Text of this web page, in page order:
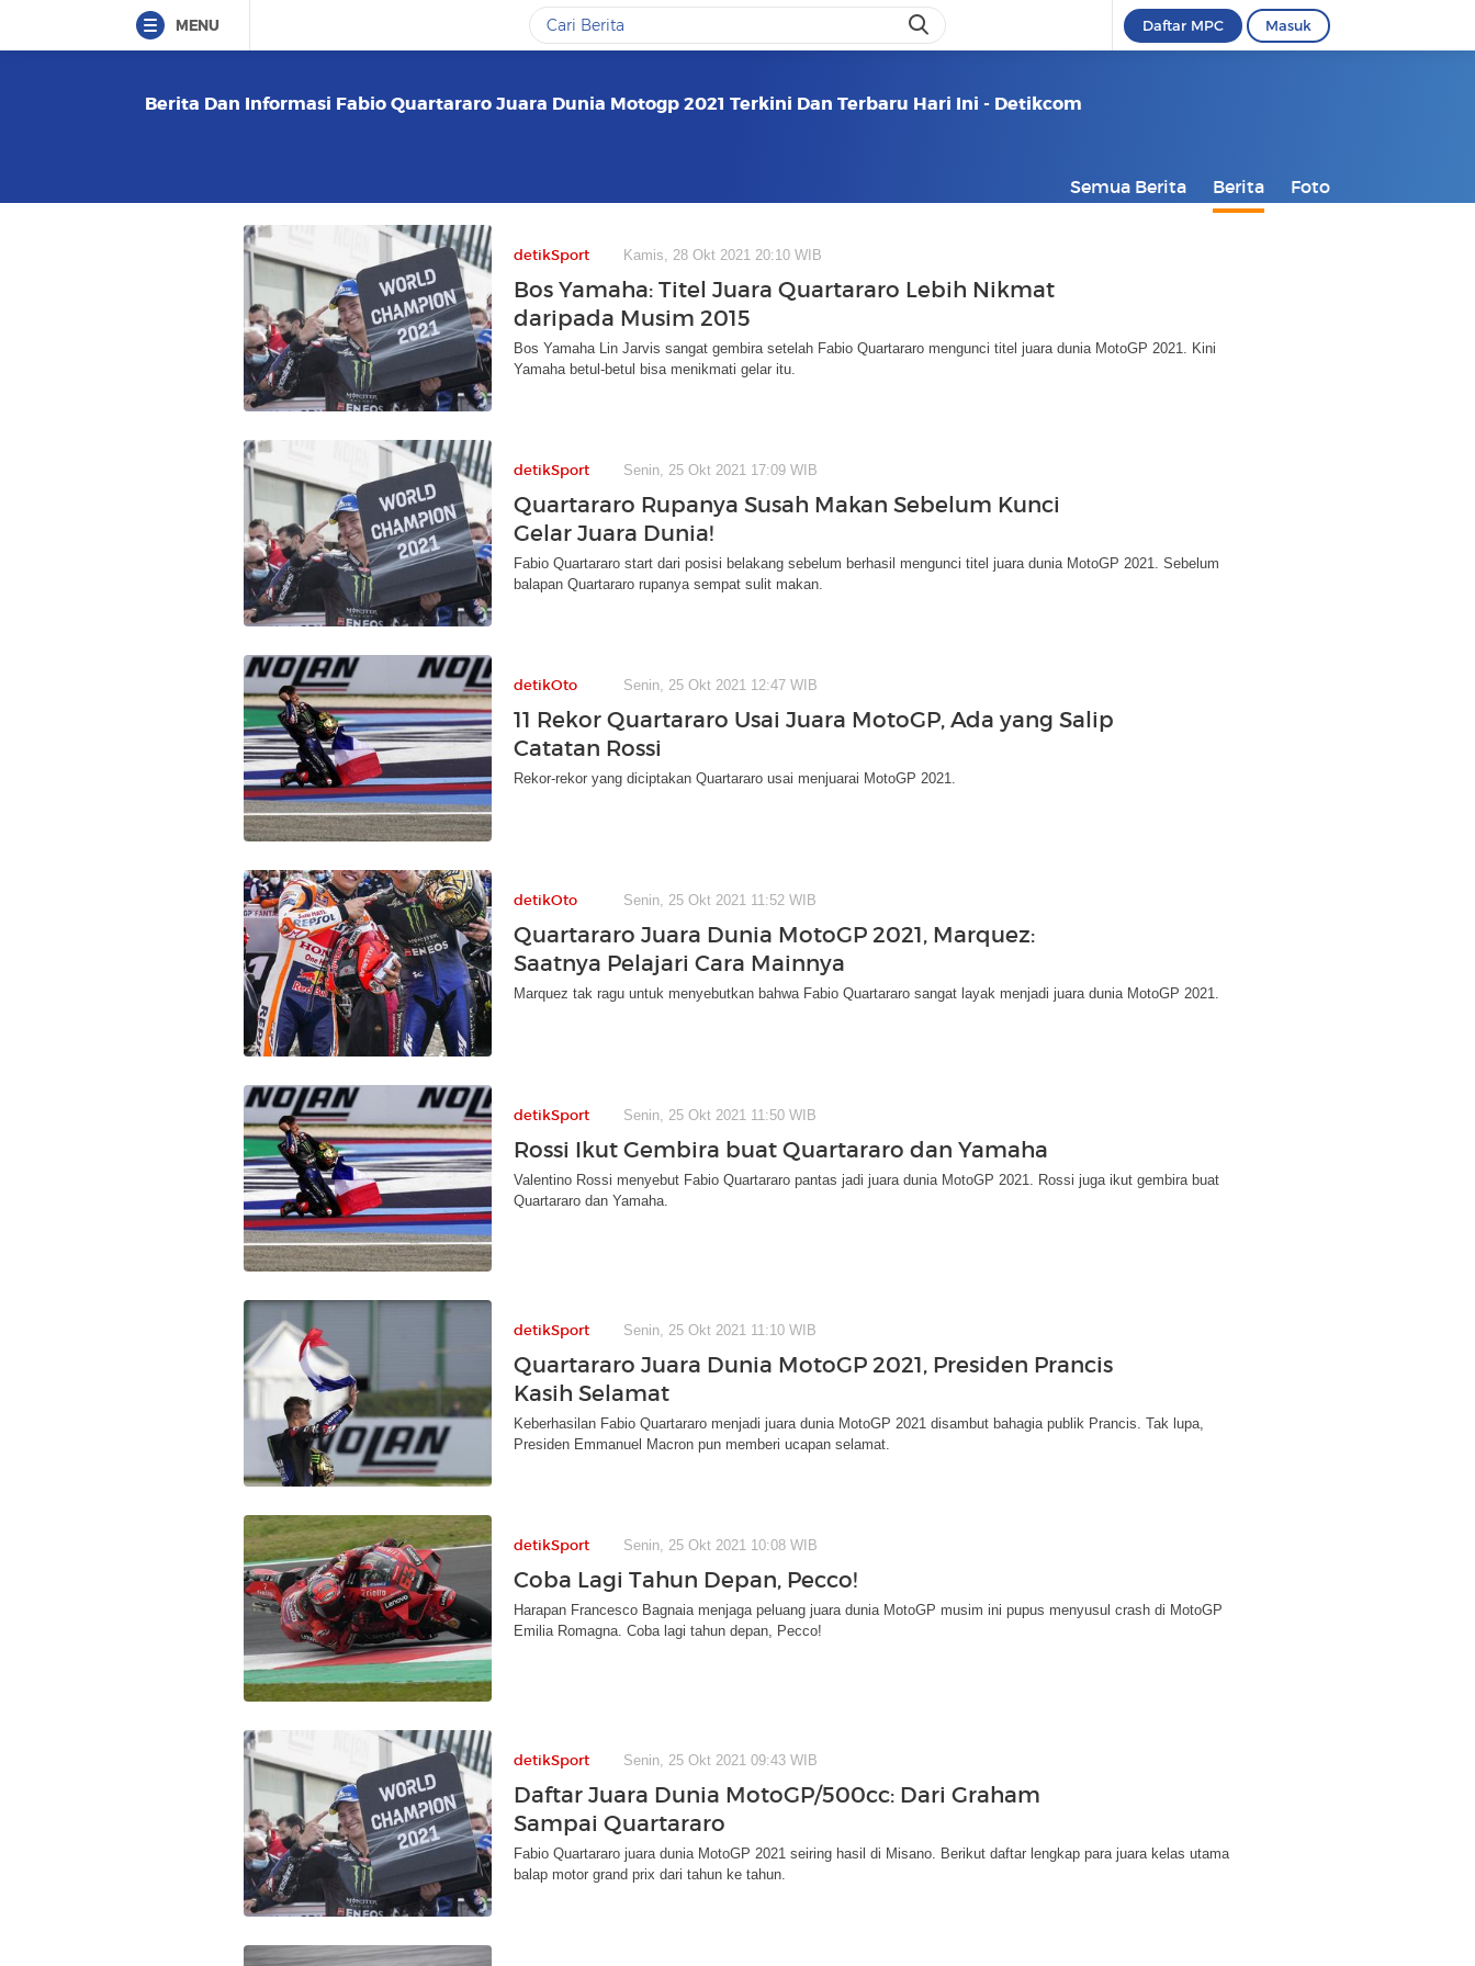
MENU Daftar MPC Masuk
Berita Dan Informasi Fabio Quartararo Juara Dunia Motogp 2021 Terkini Dan Terbaru Hari Ini - Detikcom
Semua Berita Berita Foto
detikSport Kamis, 28 Okt 2021 20:10 WIB
Bos Yamaha: Titel Juara Quartararo Lebih Nikmat
daripada Musim 2015
Bos Yamaha Lin Jarvis sangat gembira setelah Fabio Quartararo mengunci titel juara dunia MotoGP 2021. Kini
Yamaha betul-betul bisa menikmati gelar itu.
detikSport Senin, 25 Okt 2021 17:09 WIB
Quartararo Rupanya Susah Makan Sebelum Kunci
Gelar Juara Dunia!
Fabio Quartararo start dari posisi belakang sebelum berhasil mengunci titel juara dunia MotoGP 2021. Sebelum
balapan Quartararo rupanya sempat sulit makan.
detikOto Senin, 25 Okt 2021 12:47 WIB
11 Rekor Quartararo Usai Juara MotoGP, Ada yang Salip
Catatan Rossi
Rekor-rekor yang diciptakan Quartararo usai menjuarai MotoGP 2021.
detikOto Senin, 25 Okt 2021 11:52 WIB
Quartararo Juara Dunia MotoGP 2021, Marquez:
Saatnya Pelajari Cara Mainnya
Marquez tak ragu untuk menyebutkan bahwa Fabio Quartararo sangat layak menjadi juara dunia MotoGP 2021.
detikSport Senin, 25 Okt 2021 11:50 WIB
Rossi Ikut Gembira buat Quartararo dan Yamaha
Valentino Rossi menyebut Fabio Quartararo pantas jadi juara dunia MotoGP 2021. Rossi juga ikut gembira buat
Quartararo dan Yamaha.
detikSport Senin, 25 Okt 2021 11:10 WIB
Quartararo Juara Dunia MotoGP 2021, Presiden Prancis
Kasih Selamat
Keberhasilan Fabio Quartararo menjadi juara dunia MotoGP 2021 disambut bahagia publik Prancis. Tak lupa,
Presiden Emmanuel Macron pun memberi ucapan selamat.
detikSport Senin, 25 Okt 2021 10:08 WIB
Coba Lagi Tahun Depan, Pecco!
Harapan Francesco Bagnaia menjaga peluang juara dunia MotoGP musim ini pupus menyusul crash di MotoGP
Emilia Romagna. Coba lagi tahun depan, Pecco!
detikSport Senin, 25 Okt 2021 09:43 WIB
Daftar Juara Dunia MotoGP/500cc: Dari Graham
Sampai Quartararo
Fabio Quartararo juara dunia MotoGP 2021 seiring hasil di Misano. Berikut daftar lengkap para juara kelas utama
balap motor grand prix dari tahun ke tahun.